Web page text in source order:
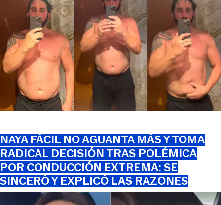
NAYA FÁCIL NO AGUANTA MÁS Y TOMA
RADICAL DECISIÓN TRAS POLÉMICA
POR CONDUCCIÓN EXTREMA: SE
SINCERÓ Y EXPLICÓ LAS RAZONES